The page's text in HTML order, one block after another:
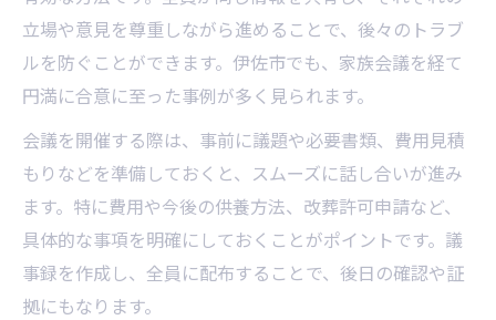
立場や意見を尊重しながら進めることで、後々のトラブ
ルを防ぐことができます。伊佐市でも、家族会議を経て
円満に合意に至った事例が多く見られます。
会議を開催する際は、事前に議題や必要書類、費用見積
もりなどを準備しておくと、スムーズに話し合いが進み
ます。特に費用や今後の供養方法、改葬許可申請など、
具体的な事項を明確にしておくことがポイントです。議
事録を作成し、全員に配布することで、後日の確認や証
拠にもなります。